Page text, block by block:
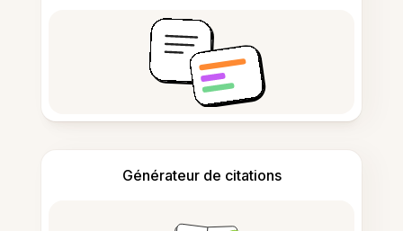
Générateur de citations